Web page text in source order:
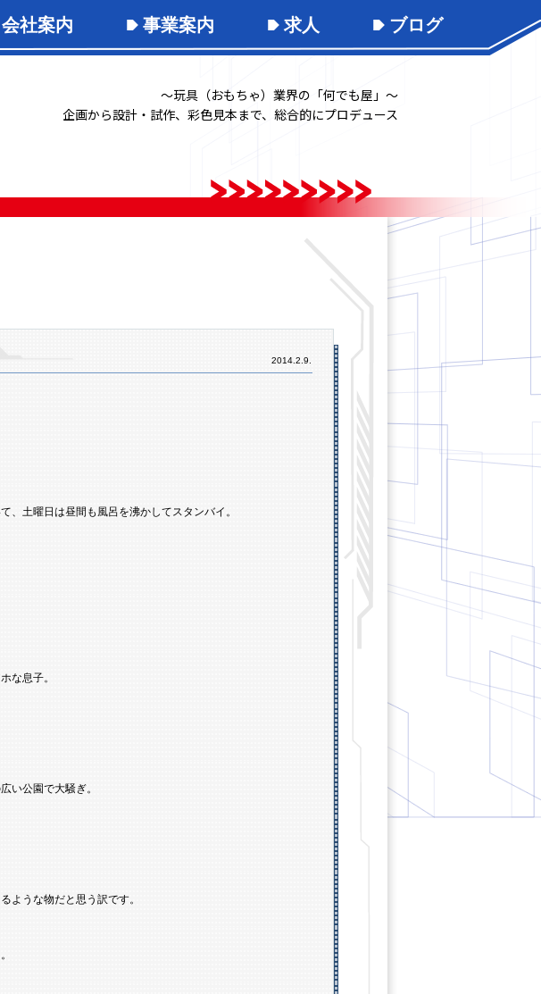
会社案内 事業案内 求人 ブログ
～玩具（おもちゃ）業界の「何でも屋」～
企画から設計・試作、彩色見本まで、総合的にプロデュース
2014.2.9.
、土曜日は昼間も風呂を沸かしてスタンバイ。
な息子。
い公園で大騒ぎ。
ような物だと思う訳です。